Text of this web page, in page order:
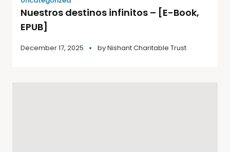
Nuestros destinos infinitos – [E-Book,
EPUB]
December 17, 2025 byNishant Charitable Trust